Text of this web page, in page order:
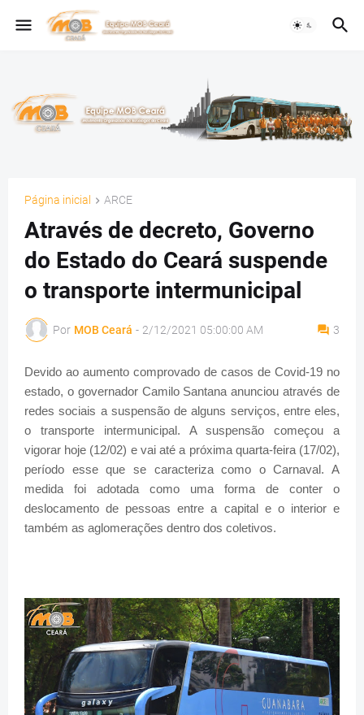
Página inicial ARCE
Através de decreto, Governo
do Estado do Ceará suspende
o transporte intermunicipal
Por MOB Ceará - 2/12/2021 05:00:00 AM 3
Devido ao aumento comprovado de casos de Covid-19 no
estado, o governador Camilo Santana anunciou através de
redes sociais a suspensão de alguns serviços, entre eles,
o transporte intermunicipal. A suspensão começou a
vigorar hoje (12/02) e vai até a próxima quarta-feira (17/02),
período esse que se caracteriza como o Carnaval. A
medida foi adotada como uma forma de conter o
deslocamento de pessoas entre a capital e o interior e
também as aglomerações dentro dos coletivos.